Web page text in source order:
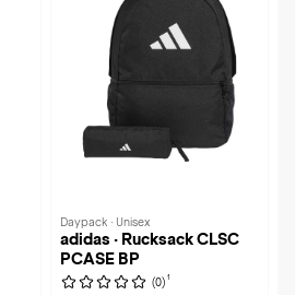
Daypack · Unisex
adidas · Rucksack CLSC
PCASE BP
(0) 1